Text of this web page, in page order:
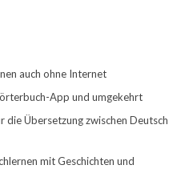
auch ohne Internet
App und umgekehrt
Übersetzung zwischen Deutsch
mit Geschichten und